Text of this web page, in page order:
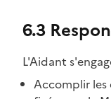
6.3
L'Aidant
Accomplir les